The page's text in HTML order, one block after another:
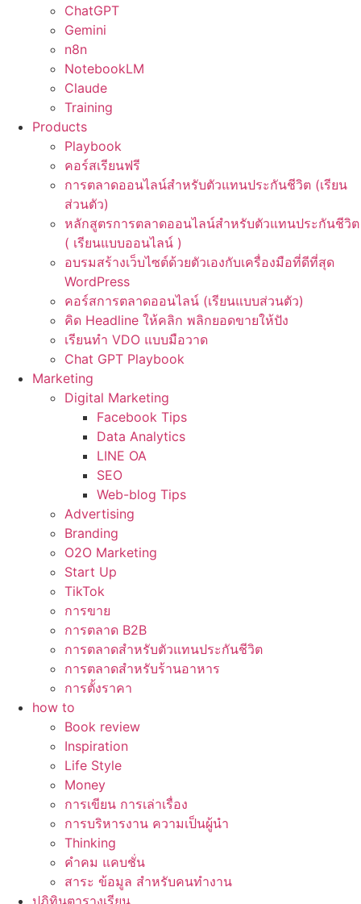
ChatGPT
Gemini
n8n
NotebookLM
Claude
Training
Products
Playbook
คอร์สเรียนฟรี
การตลาดออนไลน์สำหรับตัวแทนประกันชีวิต (เรียน
ส่วนตัว)
หลักสูตรการตลาดออนไลน์สำหรับตัวแทนประกันชีวิต
( เรียนแบบออนไลน์ )
อบรมสร้างเว็บไซต์ด้วยตัวเองกับเครื่องมือที่ดีที่สุด
WordPress
คอร์สการตลาดออนไลน์ (เรียนแบบส่วนตัว)
คิด Headline ให้คลิก พลิกยอดขายให้ปัง
เรียนทำ VDO แบบมือวาด
Chat GPT Playbook
Marketing
Digital Marketing
Facebook Tips
Data Analytics
LINE OA
SEO
Web-blog Tips
Advertising
Branding
O2O Marketing
Start Up
TikTok
การขาย
การตลาด B2B
การตลาดสำหรับตัวแทนประกันชีวิต
การตลาดสำหรับร้านอาหาร
การตั้งราคา
how to
Book review
Inspiration
Life Style
Money
การเขียน การเล่าเรื่อง
การบริหารงาน ความเป็นผู้นำ
Thinking
คำคม แคบชั่น
สาระ ข้อมูล สำหรับคนทำงาน
ปฏิทินตารางเรียน